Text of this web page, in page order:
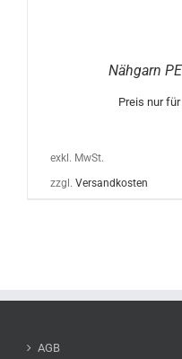
Nähgarn
Preis nur
exkl. MwSt.
zzgl. Versandkosten
AGB